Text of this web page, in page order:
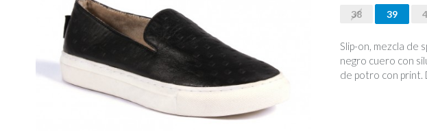
38 39
Slip-on, mezcla de
negro cuero con
de potro con print.